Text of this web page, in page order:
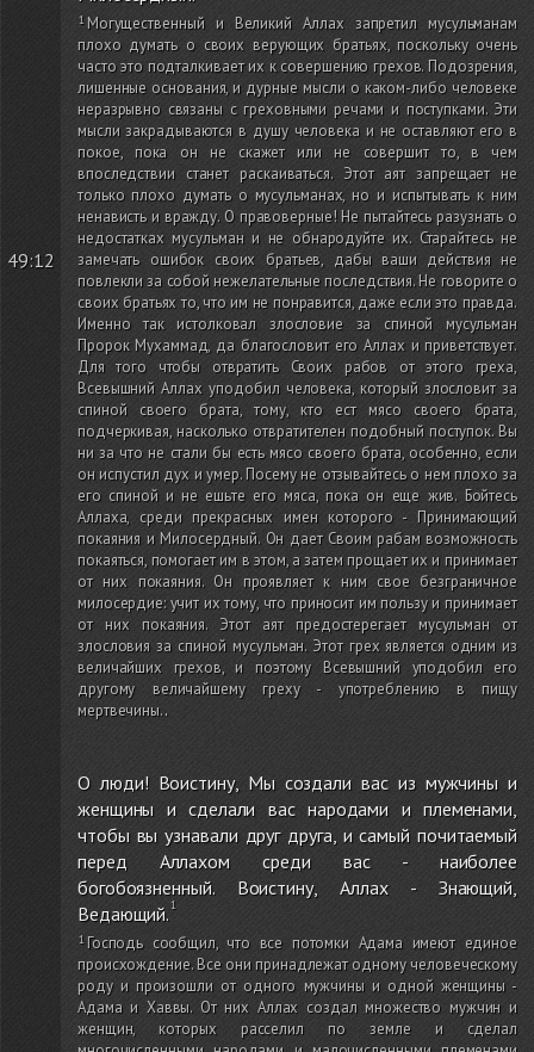
49:12
Могущественный и Великий Аллах запретил мусульманам
плохо думать о своих верующих братьях, поскольку очень
часто это подталкивает их к совершению грехов. Подозрения,
лишенные основания, и дурные мысли о каком-либо человеке
неразрывно связаны с греховными речами и поступками. Эти
мысли закрадываются в душу человека и не оставляют его в
покое, пока он не скажет или не совершит то, в чем
впоследствии станет раскаиваться. Этот аят запрещает не
только плохо думать о мусульманах, но и испытывать к ним
ненависть и вражду. О правоверные! Не пытайтесь разузнать о
недостатках мусульман и не обнародуйте их. Старайтесь не
замечать ошибок своих братьев, дабы ваши действия не
повлекли за собой нежелательные последствия. Не говорите о
своих братьях то, что им не понравится, даже если это правда.
Именно так истолковал злословие за спиной мусульман
Пророк Мухаммад, да благословит его Аллах и приветствует.
Для того чтобы отвратить Своих рабов от этого греха,
Всевышний Аллах уподобил человека, который злословит за
спиной своего брата, тому, кто ест мясо своего брата,
подчеркивая, насколько отвратителен подобный поступок. Вы
ни за что не стали бы есть мясо своего брата, особенно, если
он испустил дух и умер. Посему не отзывайтесь о нем плохо за
его спиной и не ешьте его мяса, пока он еще жив. Бойтесь
Аллаха, среди прекрасных имен которого - Принимающий
покаяния и Милосердный. Он дает Своим рабам возможность
покаяться, помогает им в этом, а затем прощает их и принимает
от них покаяния. Он проявляет к ним свое безграничное
милосердие: учит их тому, что приносит им пользу и принимает
от них покаяния. Этот аят предостерегает мусульман от
злословия за спиной мусульман. Этот грех является одним из
величайших грехов, и поэтому Всевышний уподобил его
другому величайшему греху - употреблению в пищу
мертвечины..
О люди! Воистину, Мы создали вас из мужчины и
женщины и сделали вас народами и племенами,
чтобы вы узнавали друг друга, и самый почитаемый
перед Аллахом среди вас - наиболее
богобоязненный. Воистину, Аллах - Знающий,
Ведающий.
Господь сообщил, что все потомки Адама имеют единое
происхождение. Все они принадлежат одному человеческому
роду и произошли от одного мужчины и одной женщины -
Адама и Хаввы. От них Аллах создал множество мужчин и
женщин, которых расселил по земле и сделал